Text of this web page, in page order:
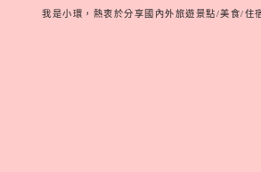
我是小環，熱衷於分享國內外旅遊景點/美食/住